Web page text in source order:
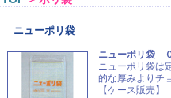
ニューポリ袋
ニューポリ袋
ニューポリ袋は
的な厚みよりチ
【ケース販売】